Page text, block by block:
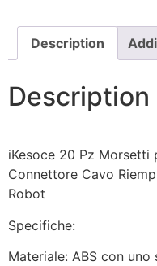
Description
Description
iKesoce 20 Pz Morsetti
Connettore Cavo
Robot
Specifiche:
Materiale: ABS con